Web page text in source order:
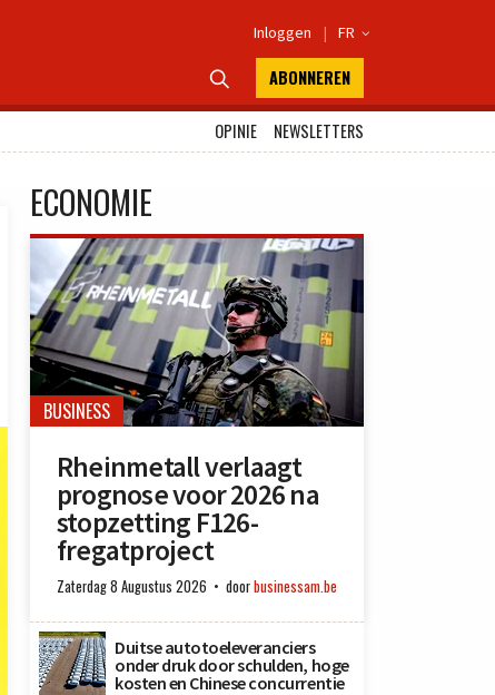
Inloggen | FR 
 ABONNEREN
OPINIE
NEWSLETTERS
ECONOMIE
BUSINESS
Rheinmetall verlaagt
prognose voor 2026 na
stopzetting F126-
fregatproject
Zaterdag 8 Augustus 2026 doorbusinessam.be
Duitse autotoeleveranciers
onder druk door schulden, hoge
kosten en Chinese concurrentie